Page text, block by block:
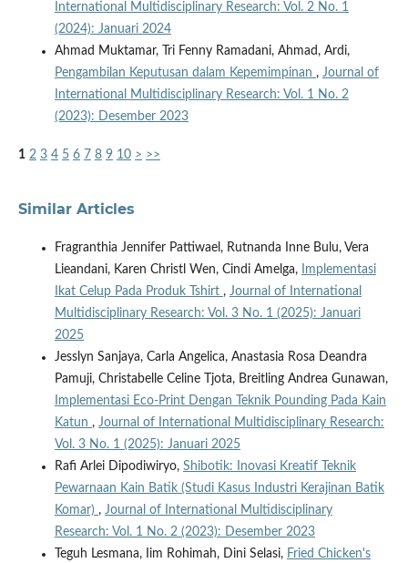
International Multidisciplinary Research: Vol. 2 No. 1
(2024): Januari 2024
Ahmad Muktamar, Tri Fenny Ramadani, Ahmad, Ardi,
Pengambilan Keputusan dalam Kepemimpinan , Journal of
International Multidisciplinary Research: Vol. 1 No. 2
(2023): Desember 2023
1 2 3 4 5 6 7 8 9 10 > >>
Similar Articles
Fragranthia Jennifer Pattiwael, Rutnanda Inne Bulu, Vera
Lieandani, Karen Christl Wen, Cindi Amelga,
Implementasi
Ikat Celup Pada Produk Tshirt , Journal of International
Multidisciplinary Research: Vol. 3 No. 1 (2025): Januari
2025
Jesslyn Sanjaya, Carla Angelica, Anastasia Rosa Deandra
Pamuji, Christabelle Celine Tjota, Breitling Andrea Gunawan,
Implementasi Eco-Print Dengan Teknik Pounding Pada Kain
Katun , Journal of International Multidisciplinary Research:
Vol. 3 No. 1 (2025): Januari 2025
Rafi Arlei Dipodiwiryo, Shibotik: Inovasi Kreatif Teknik
Pewarnaan Kain Batik (Studi Kasus Industri Kerajinan Batik
Komar) , Journal of International Multidisciplinary
Research: Vol. 1 No. 2 (2023): Desember 2023
Teguh Lesmana, Iim Rohimah, Dini Selasi, Fried Chicken's